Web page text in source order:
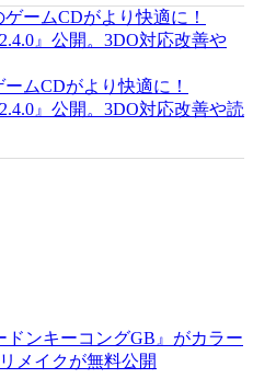
ムCDがより快適に！
』公開。3DO対応改善や読
ンキーコングGB』がカラー
メイクが無料公開